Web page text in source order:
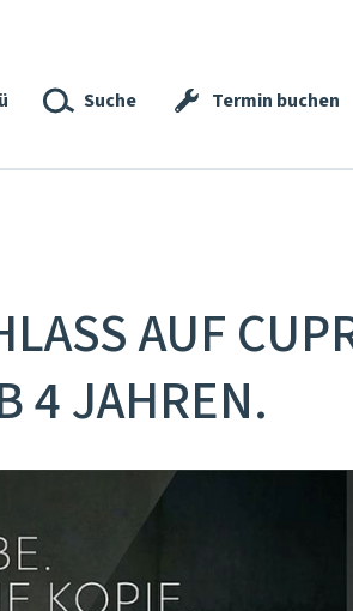
Suche Termin buchen
AUF
4 JAHREN.